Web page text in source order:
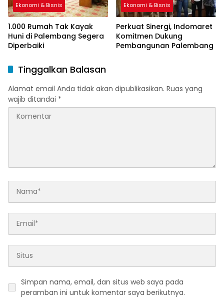
Ekonomi & Bisnis
1.000 Rumah Tak Kayak
Huni di Palembang Segera
Diperbaiki
Ekonomi & Bisnis
Perkuat Sinergi, Indomaret
Komitmen Dukung
Pembangunan Palembang
Tinggalkan Balasan
Alamat email Anda tidak akan dipublikasikan. Ruas yang
wajib ditandai *
Simpan nama, email, dan situs web saya pada
peramban ini untuk komentar saya berikutnya.